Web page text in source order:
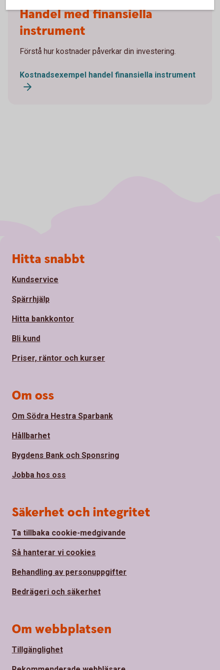
Handel med finansiella
instrument
Förstå hur kostnader påverkar din investering.
Kostnadsexempel handel finansiella instrument
Sidfot
Hitta snabbt
Kundservice
Spärrhjälp
Hitta bankkontor
Bli kund
Priser, räntor och kurser
Om oss
Om Södra Hestra Sparbank
Hållbarhet
Bygdens Bank och Sponsring
Jobba hos oss
Säkerhet och integritet
Ta tillbaka cookie-medgivande
Så hanterar vi cookies
Behandling av personuppgifter
Bedrägeri och säkerhet
Om webbplatsen
Tillgänglighet